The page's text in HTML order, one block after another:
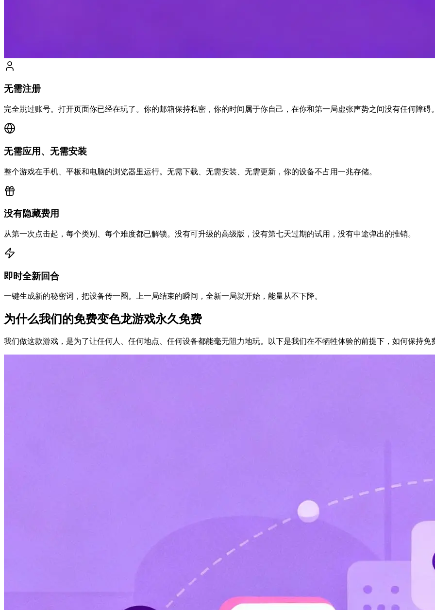
无需注册
完全跳过账号。打开页面你已经在玩了。你的邮箱保持私密，你的时间属于你自己，在你和第一局虚张声势之间没有任何障碍
无需应用、无需安装
整个游戏在手机、平板和电脑的浏览器里运行。无需下载、无需安装、无需更新，你的设备不占用一兆存储。
没有隐藏费用
从第一次点击起，每个类别、每个难度都已解锁。没有可升级的高级版，没有第七天过期的试用，没有中途弹出的推销。
即时全新回合
一键生成新的秘密词，把设备传一圈。上一局结束的瞬间，全新一局就开始，能量从不下降。
为什么我们的免费变色龙游戏永久免费
我们做这款游戏，是为了让任何人、任何地点、任何设备都能毫无阻力地玩。以下是我们在不牺牲体验的前提下，如何保持免